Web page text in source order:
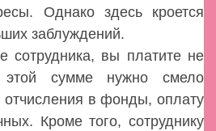
Однако здесь кроется
заблуждений.
сотрудника, вы платите не
сумме нужно смело
отчисления в фонды, оплату
Кроме того, сотруднику